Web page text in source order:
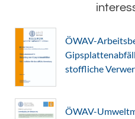
ÖWAV-
stoffliche
ÖWAV-